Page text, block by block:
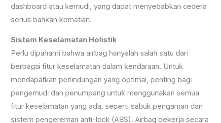
dashboard atau kemudi, yang dapat menyebabkan cedera
serius bahkan kematian.
Sistem Keselamatan Holistik
Perlu dipahami bahwa airbag hanyalah salah satu dari
berbagai fitur keselamatan dalam kendaraan. Untuk
mendapatkan perlindungan yang optimal, penting bagi
pengemudi dan penumpang untuk menggunakan semua
fitur keselamatan yang ada, seperti sabuk pengaman dan
sistem pengereman anti-lock (ABS). Airbag bekerja secara